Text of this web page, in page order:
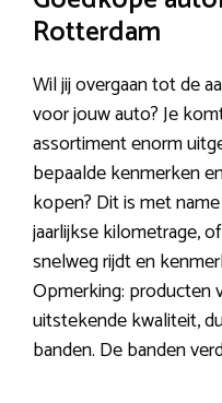
Rotterdam
Wil jij overgaan tot de
voor jouw auto? Je
assortiment enorm
bepaalde kenmerken
kopen? Dit is met
jaarlijkse kilometrage,
snelweg rijdt en
Opmerking: producten
uitstekende kwaliteit,
banden. De banden